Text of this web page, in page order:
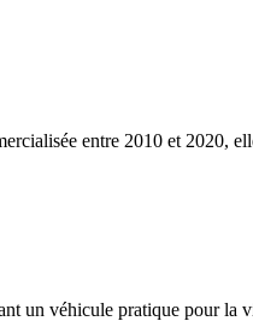
entre 2010 et 2020,
un véhicule pratique pour la